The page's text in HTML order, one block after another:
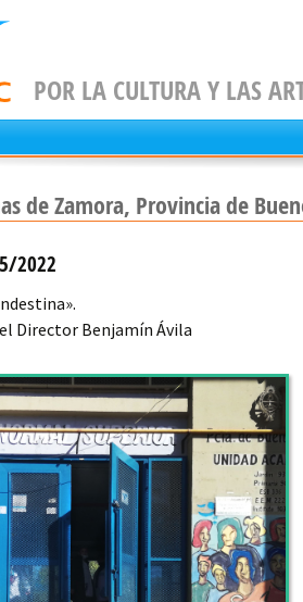
POR LA CULTURA Y LAS
de Zamora, Provincia de
2022
Director Benjamín Ávila